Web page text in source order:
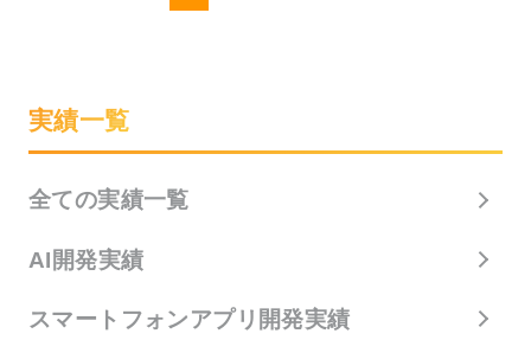
実績一覧
全ての実績一覧
AI開発実績
スマートフォンアプリ開発実績